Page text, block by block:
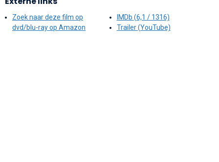
Zoek naar deze film op
dvd/blu-ray op Amazon
IMDb (6,1 / 1316)
Trailer (YouTube)